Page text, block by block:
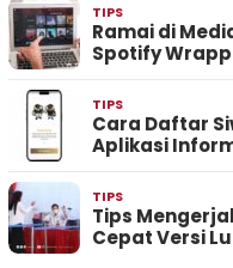
TIPS
Ramai di
Spotify
TIPS
Cara Daftar
Aplikasi
TIPS
Tips
Cepat Versi